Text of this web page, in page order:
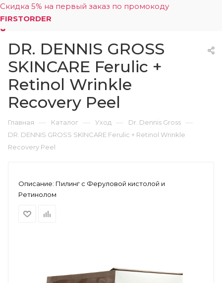
Скидка 5% на первый заказ по промокоду
FIRSTORDER
0
DR. DENNIS GROSS
SKINCARE Ferulic +
Retinol Wrinkle
Recovery Peel
Главная — Каталог — Уход — Dr. Dennis Gross —
DR. DENNIS GROSS SKINCARE Ferulic + Retinol Wrinkle
Recovery Peel
Описание: Пилинг с Феруловой кистолой и
Ретинолом